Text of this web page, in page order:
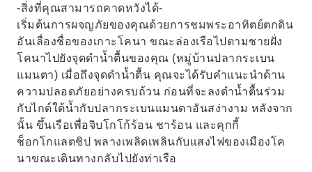
-สิ่งที่คุณสามารถคาดหวังได้-
เริ่มต้นการผจญภัยของคุณด้วยการชมพระอาทิตย์ตกดิน
อันเลื่องชื่อของเกาะโคนา ขณะล่องเรือไปตามชายฝั่ง
โคนาไปยังจุดดำน้ำตื้นของคุณ (หมู่บ้านปลากระเบน
แมนตา) เมื่อถึงจุดดำน้ำตื้น คุณจะได้รับคำแนะนำด้าน
ความปลอดภัยอย่างครบถ้วน ก่อนที่จะลงดำน้ำตื้นร่วม
กับไกด์ใต้น้ำกับปลากระเบนแมนตาอันสง่างาม หลังจาก
นั้น ขึ้นเรือเพื่อจิบโกโก้ร้อน ชาร้อน และคุกกี้
ช็อกโกแลตชิป พลางเพลิดเพลินกับแสงไฟของเมืองโค
นาขณะเดินทางกลับไปยังท่าเรือ